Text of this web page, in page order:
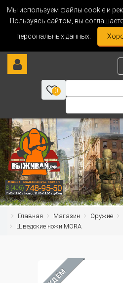
Мы используем файлы cookie и
Пользуясь сайтом, вы
персональных данных.
0
Главная Магазин Оружие
Шведские ножи MORA
ЖДЁМ